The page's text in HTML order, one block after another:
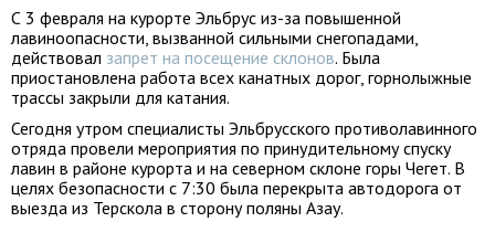
С 3 февраля на курорте Эльбрус из-за повышенной
лавиноопасности, вызванной сильными снегопадами,
действовал запрет на посещение склонов. Была
приостановлена работа всех канатных дорог, горнолыжные
трассы закрыли для катания.
Сегодня утром специалисты Эльбрусского противолавинного
отряда провели мероприятия по принудительному спуску
лавин в районе курорта и на северном склоне горы Чегет. В
целях безопасности с 7:30 была перекрыта автодорога от
выезда из Терскола в сторону поляны Азау.